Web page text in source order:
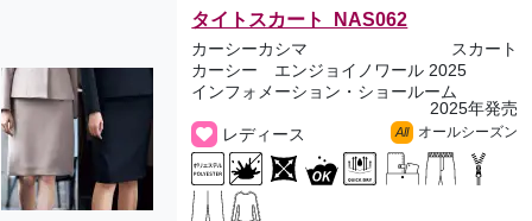
タイトスカート NAS062
カーシーカシマ
スカート
カーシー エンジョイノワール 2025
インフォメーション・ショールーム
2025年発売
レディース
All オールシーズン